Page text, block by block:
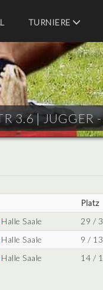
TURNIERE
3.6 |JUGGER
Platz
Halle Saale 29 /
Halle Saale 9 / 13
Halle Saale 14 /